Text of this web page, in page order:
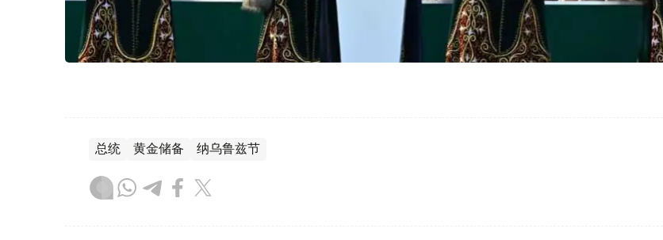
总统 黄金储备 纳乌鲁兹节